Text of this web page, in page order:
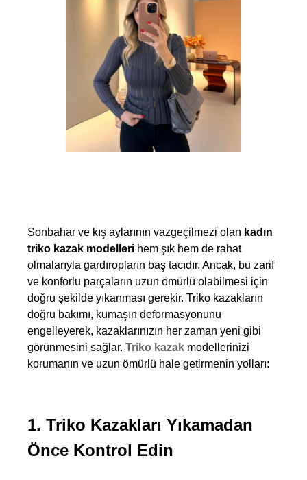
Sonbahar ve kış aylarının vazgeçilmezi olan kadın
triko kazak modelleri hem şık hem de rahat
olmalarıyla gardıropların baş tacıdır. Ancak, bu zarif
ve konforlu parçaların uzun ömürlü olabilmesi için
doğru şekilde yıkanması gerekir. Triko kazakların
doğru bakımı, kumaşın deformasyonunu
engelleyerek, kazaklarınızın her zaman yeni gibi
görünmesini sağlar. Triko kazak modellerinizi
korumanın ve uzun ömürlü hale getirmenin yolları:
1. Triko Kazakları Yıkamadan
Önce Kontrol Edin